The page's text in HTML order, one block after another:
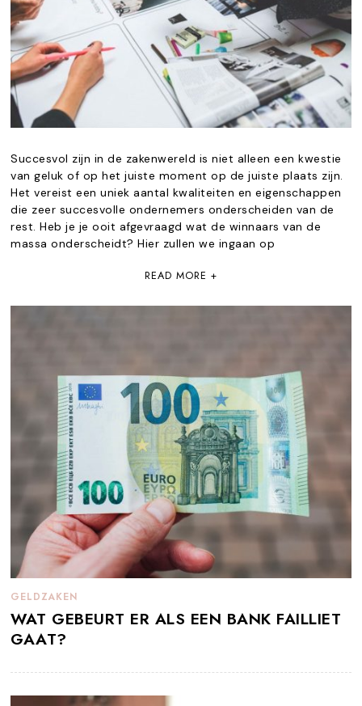
Succesvol zijn in de zakenwereld is niet alleen een kwestie
van geluk of op het juiste moment op de juiste plaats zijn.
Het vereist een uniek aantal kwaliteiten en eigenschappen
die zeer succesvolle ondernemers onderscheiden van de
rest. Heb je je ooit afgevraagd wat de winnaars van de
massa onderscheidt? Hier zullen we ingaan op
READ MORE +
GELDZAKEN
WAT GEBEURT ER ALS EEN BANK FAILLIET
GAAT?